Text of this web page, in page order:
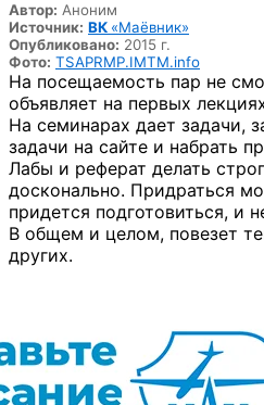
Автор: Аноним
Источник: ВК «Маёвник»
Опубликовано: 2015 г.
Фото: TSAPRMP.IMTM.info
На посещаемость пар не
объявляет на первых
На семинарах дает задачи,
задачи на сайте и набрать
Лабы и реферат делать
досконально. Придраться
придется подготовиться, и
В общем и целом, повезет
других.